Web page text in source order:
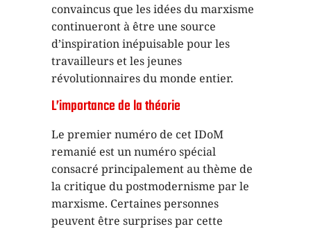
convaincus que les idées du marxisme
continueront à être une source
d’inspiration inépuisable pour les
travailleurs et les jeunes
révolutionnaires du monde entier.
L’importance de la théorie
Le premier numéro de cet IDoM
remanié est un numéro spécial
consacré principalement au thème de
la critique du postmodernisme par le
marxisme. Certaines personnes
peuvent être surprises par cette